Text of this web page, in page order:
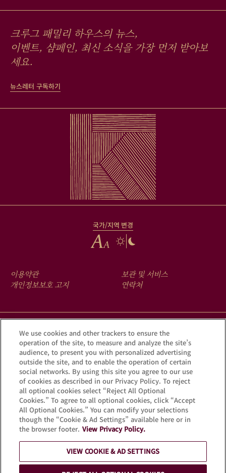
크루그 패밀리 하우스의 뉴스,
이벤트, 샴페인, 최신 소식을 가장 먼저 받아보
세요.
뉴스레터 구독하기
국가/지역 변경
FOOTER
MENU
이용약관
개인정보보호 고지 보관 및 서비스
연락처
크루그 앱을 다운로드하여 Krug iD를 통해 여러분의 샴페인에 숨겨진
이야기를 확인해 보세요.
과도한 음주는 건강을 해칠 수 있습니다. 적당량만
즐겨주세요.
We use cookies and other trackers to ensure the
operation of the site, to measure and analyze the site’s
audience, to present you with personalized advertising
outside the site, and to enable the operation of certain
social networks. By using this site you agree to our use
of cookies as described in our Privacy Policy. To reject
all optional cookies select “Reject All Optional
Cookies.” To agree to all optional cookies, click “Accept
All Optional Cookies.” You can modify your selections
though the “Cookie & Ad Settings” available here or in
the browser footer.View Privacy Policy.
VIEW COOKIE & AD SETTINGS